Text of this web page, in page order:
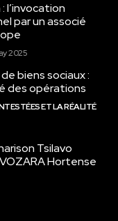
l’invocation
par un associé
2025
biens sociaux :
des opérations
ET LA RÉALITÉ
Tsilavo
Hortense